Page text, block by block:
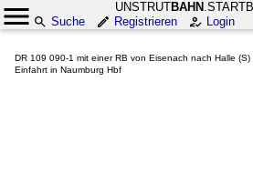
UNSTRUTBAHN
Suche
Registrieren Login
DR 109 090-1 mit einer RB von Eisenach nach Halle
Einfahrt in Naumburg Hbf